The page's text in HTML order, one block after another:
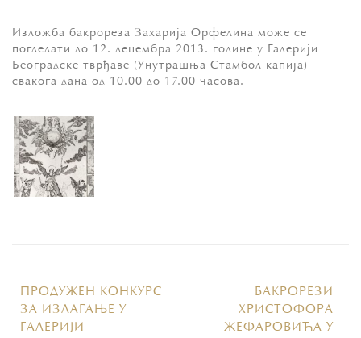
Изложба бакрореза Захарија Орфелина може се
погледати до 12. децембра 2013. године у Галерији
Београдске тврђаве (Унутрашња Стамбол капија)
свакога дана од 10.00 до 17.00 часова.
ПРОДУЖЕН КОНКУРС
ЗА ИЗЛАГАЊЕ У
ГАЛЕРИЈИ
БАКРОРЕЗИ
ХРИСТОФОРА
ЖЕФАРОВИЋА У